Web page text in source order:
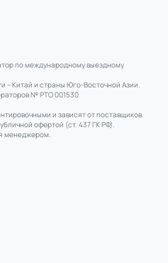
по международному выездному
– Китай и страны Юго-Восточной Азии.
№ РТО 001530
и зависят от поставщиков.
офертой (ст. 437 ГК РФ).
менеджером.